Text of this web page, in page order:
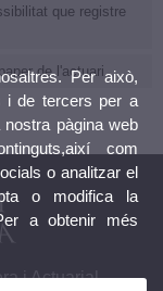
que registre
de l'actuari.
i Actuarial
Per això,
i de tercers per a
pàgina web
com
o analitzar el
o modifica la
a obtenir més